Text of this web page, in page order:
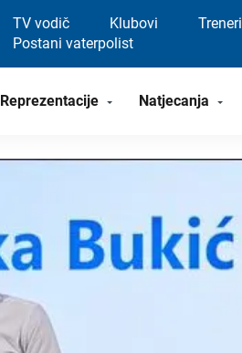
TV vodič Klubovi Treneri
Postani vaterpolist
Reprezentacije Natjecanja